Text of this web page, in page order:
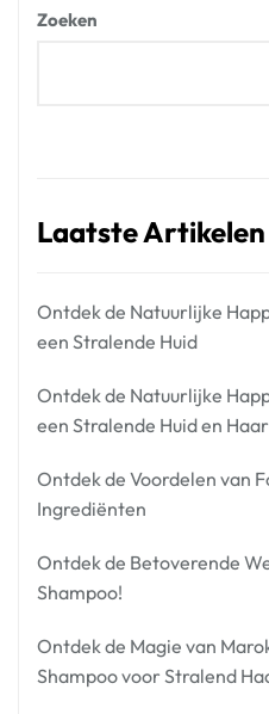
Zoeken
Laatste Artikelen
Ontdek de Natuurlijke
een Stralende Huid
Ontdek de Natuurlijke
een Stralende Huid en Haar
Ontdek de Voordelen van
Ingrediënten
Ontdek de Betoverende
Shampoo!
Ontdek de Magie van
Shampoo voor Stralend